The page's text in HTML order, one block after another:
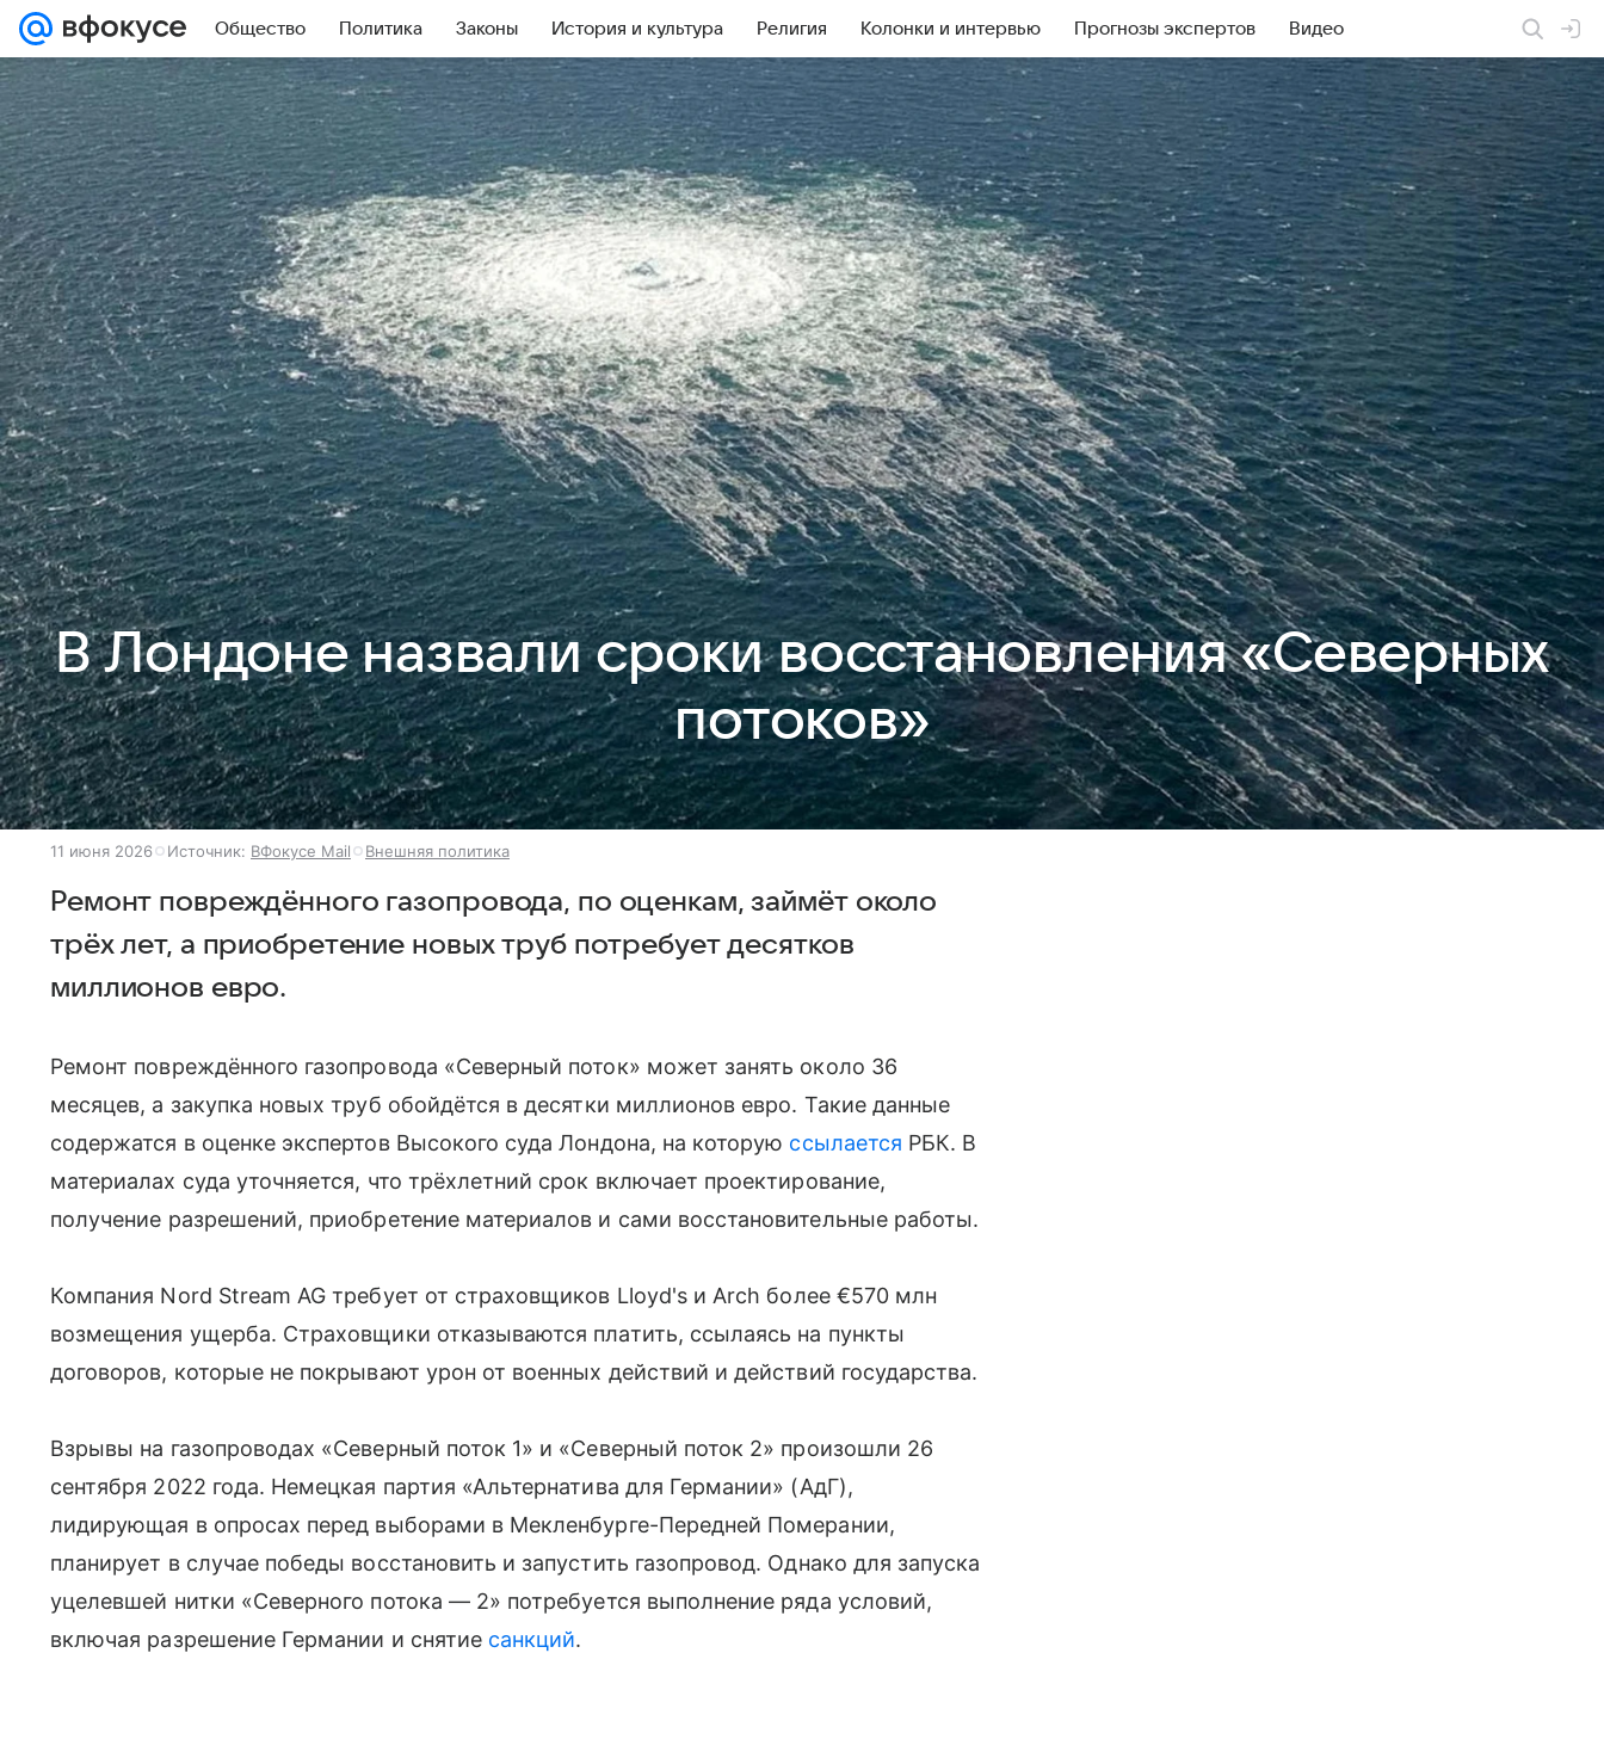
Общество Политика Законы История и культура Религия Колонки и интервью Прогнозы экспертов Видео
В Лондоне назвали сроки восстановления «Северных
потоков»
11 июня 2026 Источник: ВФокусе Mail Внешняя политика
Ремонт повреждённого газопровода, по оценкам, займёт около
трёх лет, а приобретение новых труб потребует десятков
миллионов евро.
Ремонт повреждённого газопровода «Северный поток» может занять около 36
месяцев, а закупка новых труб обойдётся в десятки миллионов евро. Такие данные
содержатся в оценке экспертов Высокого суда Лондона, на которую ссылается РБК. В
материалах суда уточняется, что трёхлетний срок включает проектирование,
получение разрешений, приобретение материалов и сами восстановительные работы.
Компания Nord Stream AG требует от страховщиков Lloyd's и Arch более €570 млн
возмещения ущерба. Страховщики отказываются платить, ссылаясь на пункты
договоров, которые не покрывают урон от военных действий и действий государства.
Взрывы на газопроводах «Северный поток 1» и «Северный поток 2» произошли 26
сентября 2022 года. Немецкая партия «Альтернатива для Германии» (АдГ),
лидирующая в опросах перед выборами в Мекленбурге-Передней Померании,
планирует в случае победы восстановить и запустить газопровод. Однако для запуска
уцелевшей нитки «Северного потока — 2» потребуется выполнение ряда условий,
включая разрешение Германии и снятие санкций.